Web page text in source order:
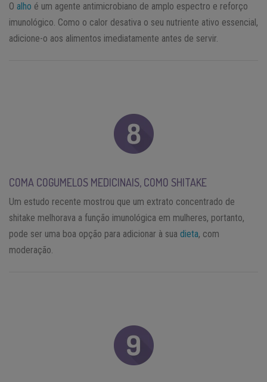
O alho é um agente antimicrobiano de amplo espectro e reforço
imunológico. Como o calor desativa o seu nutriente ativo essencial,
adicione-o aos alimentos imediatamente antes de servir.
COMA COGUMELOS MEDICINAIS, COMO SHITAKE
Um estudo recente mostrou que um extrato concentrado de
shitake melhorava a função imunológica em mulheres, portanto,
pode ser uma boa opção para adicionar à sua dieta, com
moderação.